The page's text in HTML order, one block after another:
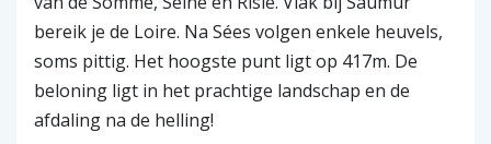
bereik je de Loire. Na Sées volgen enkele heuvels,
soms pittig. Het hoogste punt ligt op 417m. De
beloning ligt in het prachtige landschap en de
afdaling na de helling!